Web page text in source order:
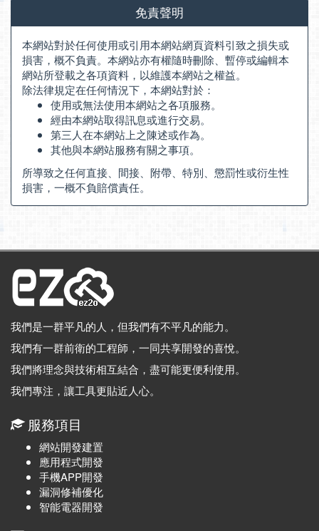
免責聲明
本網站對於任何使用或引用本網站網頁資料引致之損失或
損害，概不負責。本網站亦有權隨時刪除、暫停或編輯本
網站所登載之各項資料，以維護本網站之權益。
除法律規定在任何情況下，本網站對於：
使用或無法使用本網站之各項服務。
經由本網站取得訊息或進行交易。
第三人在本網站上之陳述或作為。
其他與本網站服務有關之事項。
所導致之任何直接、間接、附帶、特別、懲罰性或衍生性
損害，一概不負賠償責任。
我們是一群平凡的人，但我們有不平凡的能力。
我們有一群前衛的工程師，一同共享開發的喜悅。
我們將理念與技術相互結合，盡可能更便利使用。
我們專注，讓工具更貼近人心。
服務項目
網站開發建置
應用程式開發
手機APP開發
漏洞修補優化
智能電器開發